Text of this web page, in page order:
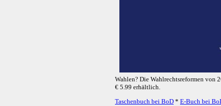
Wahlen? Die Wahlrechtsreformen von
€ 5.99 erhältlich.
Taschenbuch bei BoD * E-Buch bei